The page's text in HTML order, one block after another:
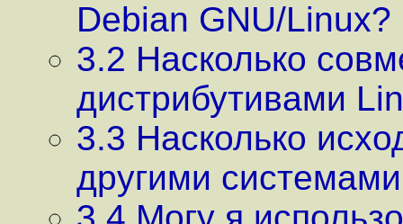
Debian GNU/Linux?
3.2 Насколько
дистрибутивами
3.3 Насколько
другими